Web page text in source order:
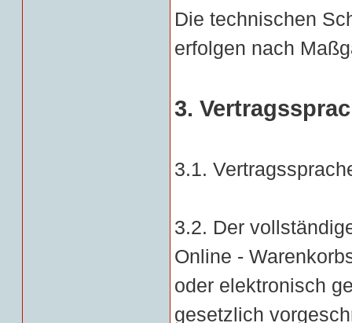
Die technischen
erfolgen nach
3.
3.1.
3.2. Der
Online -
oder elektronisch
gesetzlich